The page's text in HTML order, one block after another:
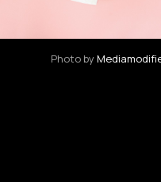
Photo by